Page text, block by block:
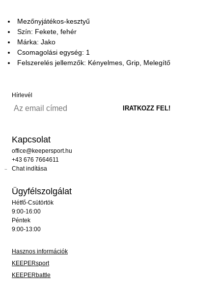
Mezőnyjátékos-kesztyű
Szín: Fekete, fehér
Márka: Jako
Csomagolási egység: 1
Felszerelés jellemzők: Kényelmes, Grip, Melegítő
Hírlevél
Kapcsolat
office@keepersport.hu
+43 676 7664611
Chat indítása
Ügyfélszolgálat
Hétfő-Csütörtök
9:00-16:00
Péntek
9:00-13:00
Hasznos információk
KEEPERsport
KEEPERbattle